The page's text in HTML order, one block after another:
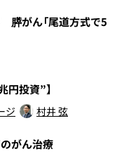
膵がん「尾道方式で5
円投資”】
ジ 村井 弦
がん治療